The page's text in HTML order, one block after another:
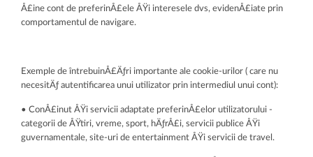
Å£ine cont de preferinÅ£ele ÅŸi interesele dvs, evidenÅ£iate prin
comportamentul de navigare.
Exemple de întrebuinÅ£Äƒri importante ale cookie-urilor ( care nu
necesitÄƒ autentificarea unui utilizator prin intermediul unui cont):
• ConÅ£inut ÅŸi servicii adaptate preferinÅ£elor utilizatorului -
categorii de ÅŸtiri, vreme, sport, hÄƒrÅ£i, servicii publice ÅŸi
guvernamentale, site-uri de entertainment ÅŸi servicii de travel.